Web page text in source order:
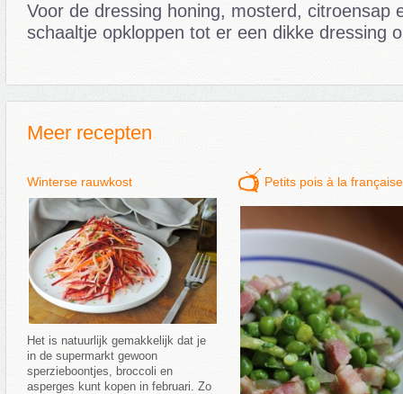
Voor de dressing honing, mosterd, citroensap
schaaltje opkloppen tot er een dikke dressing
Meer recepten
Winterse rauwkost
Het is natuurlijk gemakkelijk dat je
in de supermarkt gewoon
sperzieboontjes, broccoli en
asperges kunt kopen in februari. Zo
Petits pois à la française